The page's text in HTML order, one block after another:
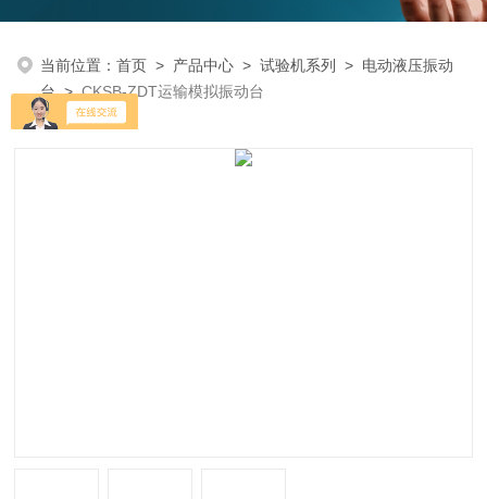
当前位置：首页 > 产品中心 >试验机系列 > 电动液压振动
台>CKSB-ZDT运输模拟振动台